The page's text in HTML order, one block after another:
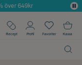
över 649kr
Recept Profil Favoriter Kassa